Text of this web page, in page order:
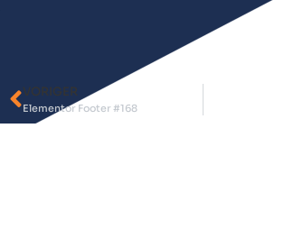
VORIGER
Elementor Footer #168